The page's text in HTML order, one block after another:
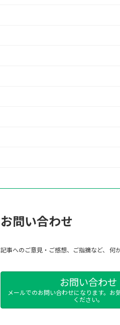
お問い合わせ
記事へのご意見・ご感想、ご指摘など、 何
お問い合わせ
メールでのお問い合わせになります。お
ください。